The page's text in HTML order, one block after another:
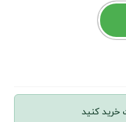
خرید کنید